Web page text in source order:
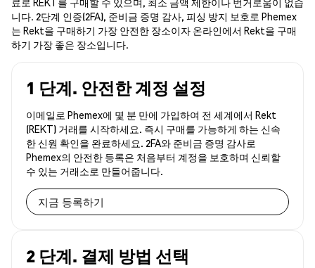
니다. 2단계 인증(2FA), 준비금 증명 감사, 피싱 방지 보호로 Phemex
는 Rekt을 구매하기 가장 안전한 장소이자 온라인에서 Rekt을 구매
하기 가장 좋은 장소입니다.
1 단계. 안전한 계정 설정
이메일로 Phemex에 몇 분 만에 가입하여 전 세계에서 Rekt
(REKT) 거래를 시작하세요. 즉시 구매를 가능하게 하는 신속
한 신원 확인을 완료하세요. 2FA와 준비금 증명 감사로
Phemex의 안전한 등록은 처음부터 계정을 보호하며 신뢰할
수 있는 거래소로 만들어줍니다.
지금 등록하기
2 단계. 결제 방법 선택